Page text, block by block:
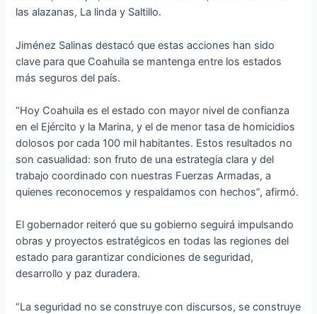
las alazanas, La linda y Saltillo.
Jiménez Salinas destacó que estas acciones han sido
clave para que Coahuila se mantenga entre los estados
más seguros del país.
“Hoy Coahuila es el estado con mayor nivel de confianza
en el Ejército y la Marina, y el de menor tasa de homicidios
dolosos por cada 100 mil habitantes. Estos resultados no
son casualidad: son fruto de una estrategia clara y del
trabajo coordinado con nuestras Fuerzas Armadas, a
quienes reconocemos y respaldamos con hechos”, afirmó.
El gobernador reiteró que su gobierno seguirá impulsando
obras y proyectos estratégicos en todas las regiones del
estado para garantizar condiciones de seguridad,
desarrollo y paz duradera.
“La seguridad no se construye con discursos, se construye